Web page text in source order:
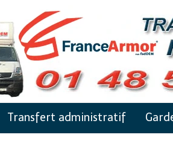
Transfert administratif